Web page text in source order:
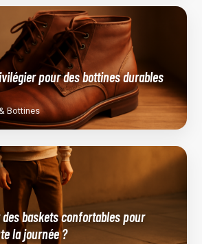
pour des bottines durables
Bottines
baskets confortables pour
la journée ?